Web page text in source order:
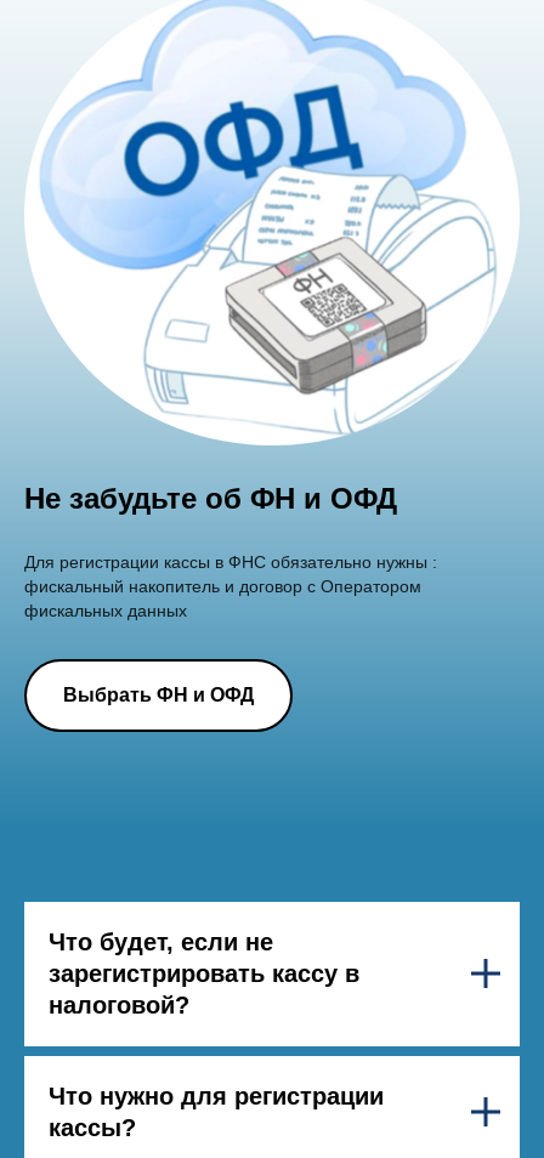
Не забудьте об ФН и ОФД
Для регистрации кассы в ФНС обязательно нужны :
фискальный накопитель и договор с Оператором
фискальных данных
Выбрать ФН и ОФД
Что будет, если не
зарегистрировать кассу в
налоговой?
Что нужно для регистрации
кассы?